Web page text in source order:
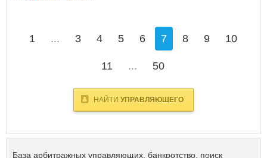
1 ... 3 4 5 6 7 8 9 10
11 ... 50
НАЙТИ УПРАВЛЯЮЩЕГО
База арбитражных управляющих, банкротство, поиск